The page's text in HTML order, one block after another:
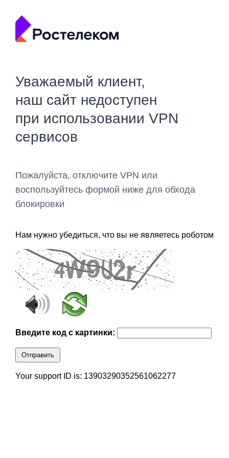
Уважаемый клиент,
наш сайт недоступен
при использовании VPN
сервисов
Пожалуйста, отключите VPN или
воспользуйтесь формой ниже для обхода
блокировки
Нам нужно убедиться, что вы не являетесь роботом
Введите код с картинки:
Отправить
Your support ID is: 13903290352561062277